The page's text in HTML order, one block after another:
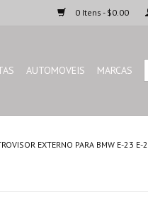
0 Itens - $0.00
AUTOMOVEIS MARCAS
EXTERNO PARA BMW E-23